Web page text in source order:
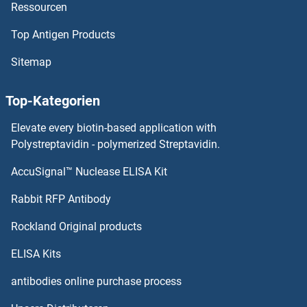
BCDIN3D Antikörper
BCCIP Antikörper
BCAS3 Antikörper
BCAS2 Antikörper
BCAS1 Antikörper
BCL6 Antikörper
Ressourcen
Top Antigen Products
Sitemap
Top-Kategorien
Elevate every biotin-based application with
Polystreptavidin - polymerized Streptavidin.
AccuSignal™ Nuclease ELISA Kit
Rabbit RFP Antibody
Rockland Original products
ELISA Kits
antibodies online purchase process